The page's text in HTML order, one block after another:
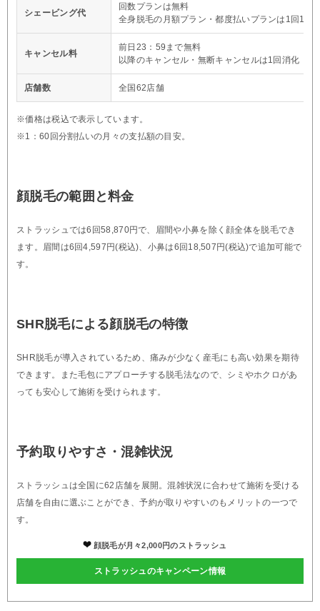
シェービング代
回数プランは無料
全身脱毛の月額プラン・都度払いプランは1回
キャンセル料
前日23：59まで無料
以降のキャンセル・無断キャンセルは1回消化
店舗数 全国62店舗
※価格は税込で表示しています。
※1：60回分割払いの月々の支払額の目安。
顔脱毛の範囲と料金
ストラッシュでは6回58,870円で、眉間や小鼻を除く顔全体を脱毛でき
ます。眉間は6回4,597円(税込)、小鼻は6回18,507円(税込)で追加可能で
す。
SHR脱毛による顔脱毛の特徴
SHR脱毛が導入されているため、痛みが少なく産毛にも高い効果を期待
できます。また毛包にアプローチする脱毛法なので、シミやホクロがあ
っても安心して施術を受けられます。
予約取りやすさ・混雑状況
ストラッシュは全国に62店舗を展開。混雑状況に合わせて施術を受ける
店舗を自由に選ぶことができ、予約が取りやすいのもメリットの一つで
す。
顔脱毛が月々2,000円のストラッシュ
ストラッシュのキャンペーン情報